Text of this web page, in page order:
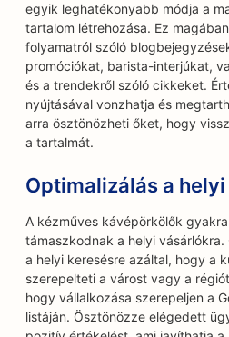
egyik leghatékonyabb módja a
tartalom létrehozása. Ez
folyamatról szóló
promóciókat, barista-interjúkat,
és a trendekről szóló cikkeket.
nyújtásával vonzhatja és
arra ösztönözheti őket, hogy
a tartalmát.
Optimalizálás a
A kézműves kávépörkölők
támaszkodnak a helyi
a helyi keresésre azáltal, hogy a
szerepelteti a várost vagy a
hogy vállalkozása szerepeljen a
listáján. Ösztönözze elégedett